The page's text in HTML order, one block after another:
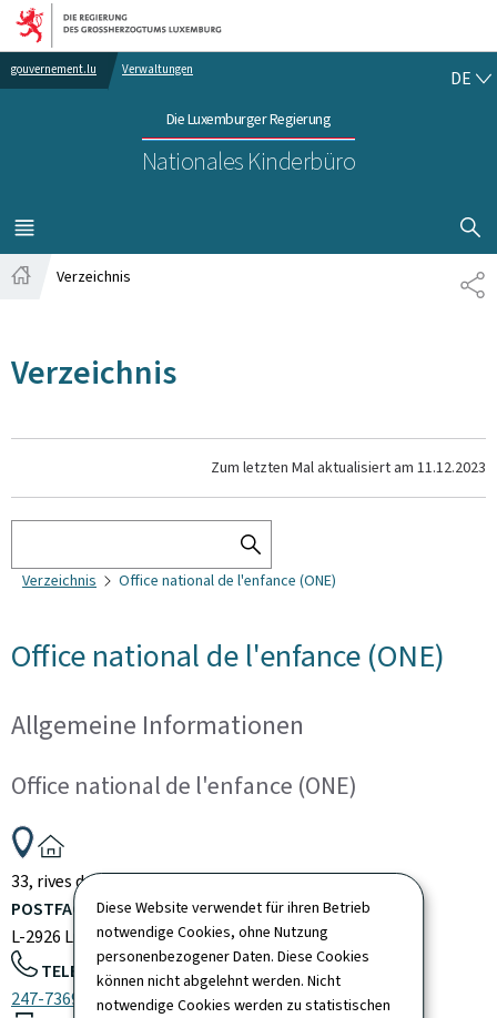
Diese Website verwendet für ihren Betrieb
notwendige Cookies, ohne Nutzung
personenbezogener Daten. Diese Cookies
können nicht abgelehnt werden. Nicht
notwendige Cookies werden zu statistischen
Zur Hauptnavigation
Zum Inhalt
gouvernement.lu Verwaltungen
Die Luxemburger Regierung
Nationales Kinderbüro
DE
MENÜ
HAUPT-
Verzeichnis
Verzeichnis
Zum letzten Mal aktualisiert am 11.12.2023
SEARCH
THE
Verzeichnis Office national de l'enfance (ONE)
Office national de l'enfance (ONE)
Allgemeine Informationen
Office national de l'enfance (ONE)
33, rives de ClausenL-2165LuxembourgLuxembourg
POSTFACH:
L-2926 LuxembourgLuxembourg
TELEFON:
247-73696